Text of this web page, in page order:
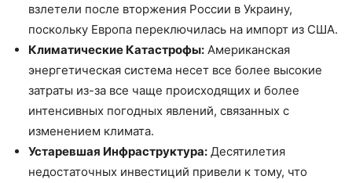
взлетели после вторжения России в Украину,
поскольку Европа переключилась на импорт из США.
Климатические Катастрофы: Американская
энергетическая система несет все более высокие
затраты из-за все чаще происходящих и более
интенсивных погодных явлений, связанных с
изменением климата.
Устаревшая Инфраструктура: Десятилетия
недостаточных инвестиций привели к тому, что